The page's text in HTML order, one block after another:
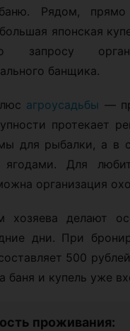
Рядом,
японская
банщика.
агроусадьбы —
протекает
для рыбалки, а в
Для
организация
хозяева делают
дни. При
500
баня и купель уже
проживания: